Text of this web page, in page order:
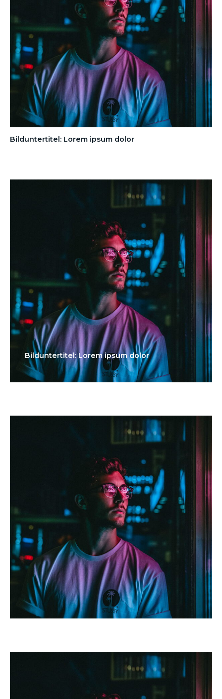
Bilduntertitel: Lorem ipsum dolor
Bilduntertitel: Lorem ipsum dolor